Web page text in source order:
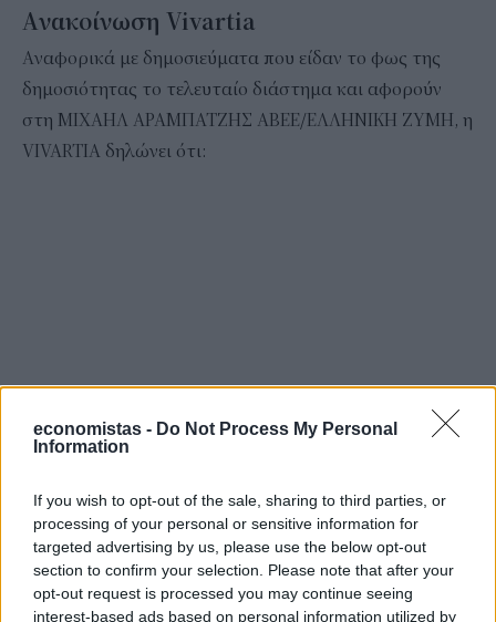
economistas - Do Not Process My Personal
Information
If you wish to opt-out of the sale, sharing to third parties, or
processing of your personal or sensitive information for
targeted advertising by us, please use the below opt-out
section to confirm your selection. Please note that after your
opt-out request is processed you may continue seeing
interest-based ads based on personal information utilized by
Aνακοίνωση Vivartia
Aναφορικά με δημοσιεύματα που είδαν το φως της
δημοσιότητας το τελευταίο διάστημα και αφορούν
στη ΜΙΧΑΗΛ ΑΡΑΜΠΑΤΖΗΣ ΑΒΕΕ/ΕΛΛΗΝΙΚΗ ΖΥΜΗ, η
VIVARTIA δηλώνει ότι: